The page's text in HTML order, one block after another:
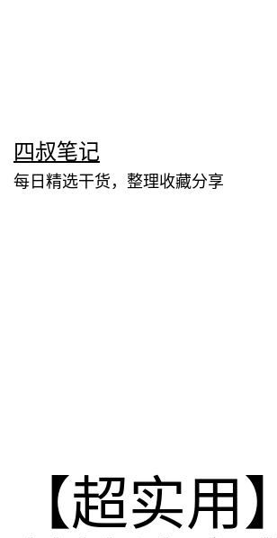
至
内
四叔笔记
每日精选干货，整理收藏分享
【超实用